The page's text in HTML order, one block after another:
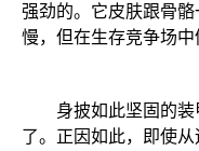
强劲的。它皮肤跟骨
慢，但在生存竞争场中
身披如此坚固的装
了。正因如此，即使